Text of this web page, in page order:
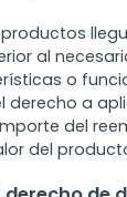
al
o
derecho a
del
del